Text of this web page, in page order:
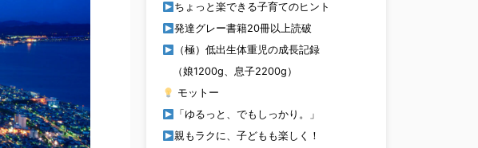
ちょっと楽できる子育てのヒント
発達グレー書籍20冊以上読破
（極）低出生体重児の成長記録
（娘1200g、息子2200g）
モットー
「ゆるっと、でもしっかり。」
親もラクに、子どもも楽しく！